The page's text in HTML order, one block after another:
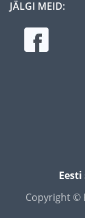
JÄLGI MEID:
Copyright ©